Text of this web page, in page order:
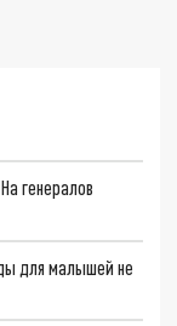
генералов
для малышей не